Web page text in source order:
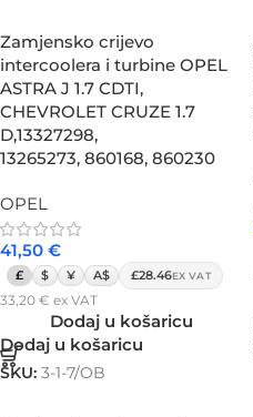
Zamjensko crijevo
intercoolera i turbine OPEL
ASTRA J 1.7 CDTI,
CHEVROLET CRUZE 1.7
D,13327298,
13265273, 860168, 860230
OPEL
41,50 €
£ $ ¥ A$ £28.46EX VAT
33,20 € ex VAT
Dodaj u košaricu
Dodaj u košaricu
SKU: 3-1-7/OB